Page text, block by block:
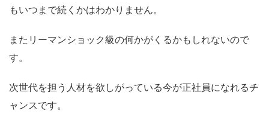
もいつまで続くかはわかりません。
またリーマンショック級の何かがくるかもしれないので
す。
次世代を担う人材を欲しがっている今が正社員になれるチ
ャンスです。